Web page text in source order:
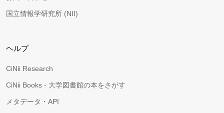
国立情報学研究所 (NII)
ヘルプ
CiNii Research
CiNii Books - 大学図書館の本をさがす
メタデータ・API